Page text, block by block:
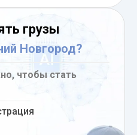
грузы
Новгород?
чтобы стать